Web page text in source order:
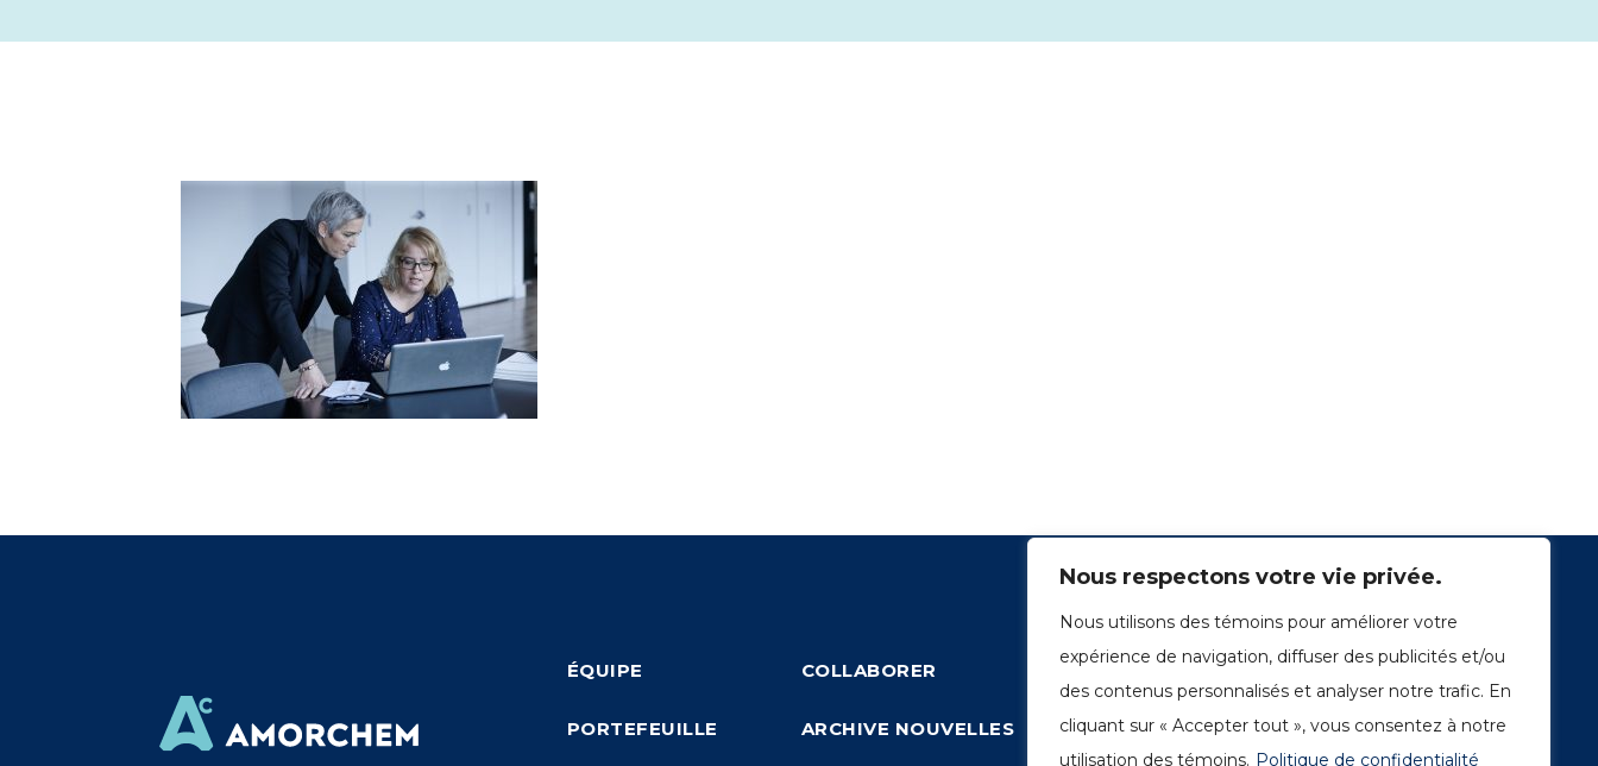
Nous respectons votre vie privée.
Nous utilisons des témoins pour améliorer votre
expérience de navigation, diffuser des publicités et/ou
des contenus personnalisés et analyser notre trafic. En
cliquant sur « Accepter tout », vous consentez à notre
utilisation des témoins. Politique de confidentialité
ÉQUIPE
PORTEFEUILLE
COLLABORER
ARCHIVE NOUVELLES
1249, rue du Sussex, unité 1078
Montréal (Québec) H3H 2A1